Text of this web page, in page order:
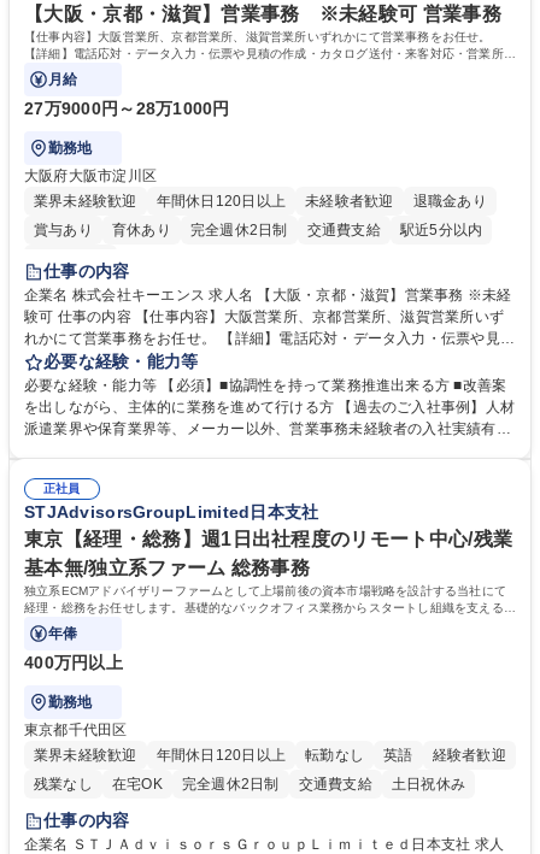
を込めてコミュニケーションをとりながら広報関連業務を行っておりま
す。 学歴・資格 学歴：大学院 大学 高専 短大 専修学校 高校 語学力： 資
格：
【大阪・京都・滋賀】営業事務 ※未経験可 営業事務
【仕事内容】大阪営業所、京都営業所、滋賀営業所いずれかにて営業事務をお任せ。
【詳細】電話応対・データ入力・伝票や見積の作成・カタログ送付・来客対応・営業所内
で発生する事務業務や業務改善をお任せ。
月給
27万9000円～28万1000円
勤務地
大阪府大阪市淀川区
業界未経験歓迎
年間休日120日以上 未経験者歓迎
退職金あり
賞与あり
育休あり 完全週休2日制 交通費支給
駅近5分以内
土日祝休み
仕事の内容
企業名 株式会社キーエンス 求人名 【大阪・京都・滋賀】営業事務 ※未経
験可 仕事の内容 【仕事内容】大阪営業所、京都営業所、滋賀営業所いず
れかにて営業事務をお任せ。 【詳細】電話応対・データ入力・伝票や見積
の作成・カタログ送付・来客対応・営業所内で発生する事務業務や業務改
善をお任せ。 【教育制度】ご入社後、育成担当とペアになりながらOJTに
て業務を覚えていただくことが可能です。業務システムがきちんと構築さ
れているため、スムーズに仕事に慣れることができる環境です。また、
募集職種 【大阪・京都・滋賀】営業事務 ※未経験可
必要な経験・能力等
必要な経験・能力等 【必須】■協調性を持って業務推進出来る方 ■改善案
を出しながら、主体的に業務を進めて行ける方 【過去のご入社事例】人材
派遣業界や保育業界等、メーカー以外、営業事務未経験者の入社実績有
えて、お客様や社員の状況に合わせ、能動的なサポート、改善の動きも期
待され。組織を支えるスペシャリストとして、チームに貢献し、結果的に
社員から頼られる存在になることができます。平均19:30の退勤以降の業
務の持ち帰りも禁止されており、メリハリのある働き方となります。 学
歴・資格 学歴：大学院 大学 高専 短大 語学力： 資格：
正社員
STJAdvisorsGroupLimited日本支社
東京【経理・総務】週1日出社程度のリモート中心/残業
基本無/独立系ファーム 総務事務
独立系ECMアドバイザリーファームとして上場前後の資本市場戦略を設計する当社にて
経理・総務をお任せします。基礎的なバックオフィス業務からスタートし組織を支える専
任担当として広く活躍できる環境です。
年俸
400万円以上
勤務地
東京都千代田区
業界未経験歓迎
年間休日120日以上 転勤なし 英語
経験者歓迎
残業なし
在宅OK 完全週休2日制 交通費支給 土日祝休み
仕事の内容
企業名 ＳＴＪＡｄｖｉｓｏｒｓＧｒｏｕｐＬｉｍｉｔｅｄ日本支社 求人